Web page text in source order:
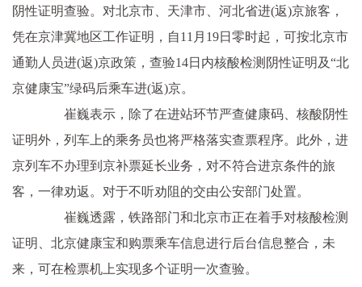
阴性证明查验。对北京市、天津市、河北省进(返)京旅客，
凭在京津冀地区工作证明，自11月19日零时起，可按北京市
通勤人员进(返)京政策，查验14日内核酸检测阴性证明及“北
京健康宝”绿码后乘车进(返)京。
崔巍表示，除了在进站环节严查健康码、核酸阴性
证明外，列车上的乘务员也将严格落实查票程序。此外，进
京列车不办理到京补票延长业务，对不符合进京条件的旅
客，一律劝返。对于不听劝阻的交由公安部门处置。
崔巍透露，铁路部门和北京市正在着手对核酸检测
证明、北京健康宝和购票乘车信息进行后台信息整合，未
来，可在检票机上实现多个证明一次查验。